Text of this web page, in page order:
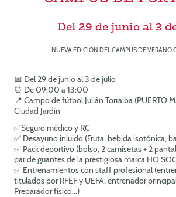
Del 29 de junio al 3
NUEVA EDICIÓN DEL CAMPUS DE VERANO
📅 Del 29 de junio al 3 de julio
⏰ De 09:00 a 13:00
📍 Campo de fútbol Julián Torralba (PUERTO
Ciudad Jardín
✅Seguro médico y RC
✅ Desayuno inluido (Fruta, bebida isotónica,
✅ Pack deportivo (bolso, 2 camisetas + 2
par de guantes de la prestigiosa marca HO
✅ Entrenamientos con staff profesional
titulados por RFEF y UEFA, entrenador
Preparador físico...)